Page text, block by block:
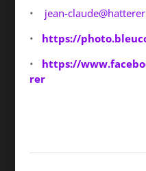
• jean-
• https://
•
https://
rer